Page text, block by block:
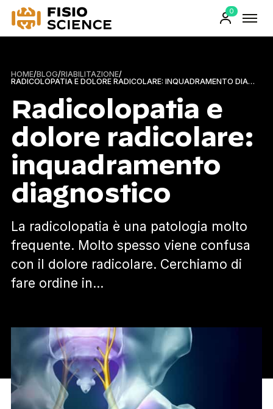
0
Prodotti
HOME/BLOG/RIABILITAZIONE/
RADICOLOPATIA E DOLORE RADICOLARE: INQUADRAMENTO DIAGNOSTICO
Radicolopatia e
dolore radicolare:
inquadramento
diagnostico
La radicolopatia è una patologia molto
frequente. Molto spesso viene confusa
con il dolore radicolare. Cerchiamo di
fare ordine in…